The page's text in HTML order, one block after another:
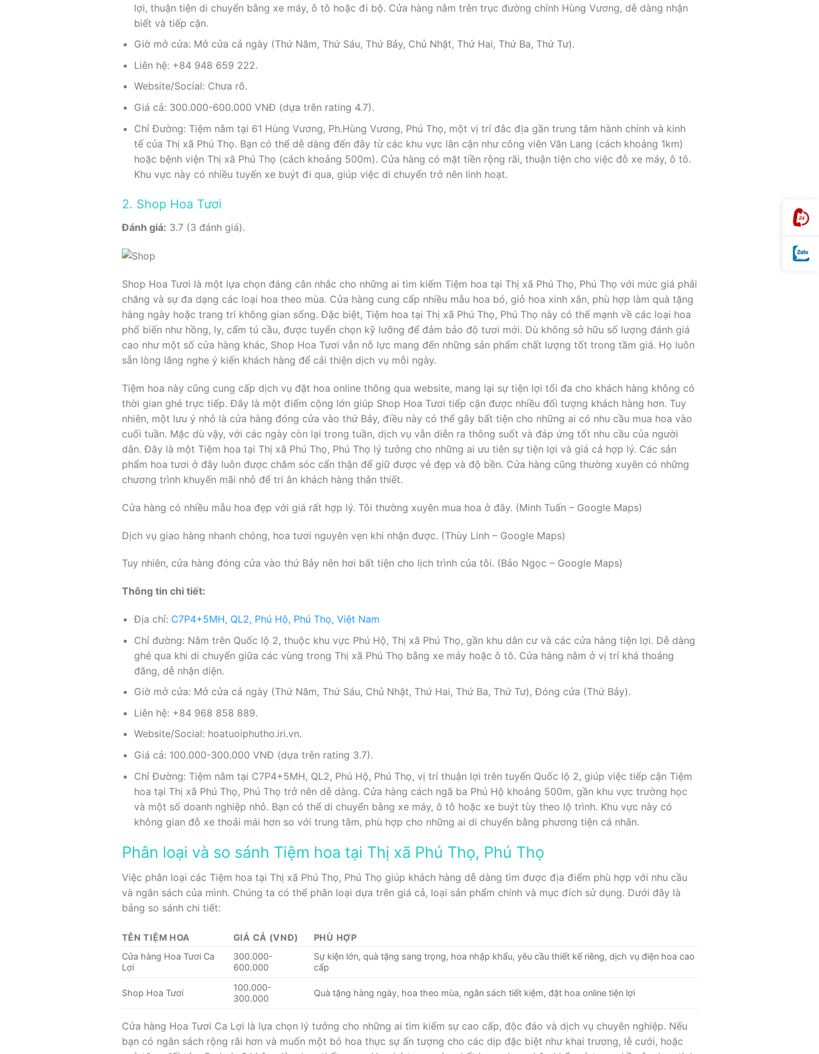
lợi, thuận tiện di chuyển bằng xe máy, ô tô hoặc đi bộ. Cửa hàng nằm trên trục đường chính Hùng Vương, dễ dàng nhận
biết và tiếp cận.
Giờ mở cửa: Mở cửa cả ngày (Thứ Năm, Thứ Sáu, Thứ Bảy, Chủ Nhật, Thứ Hai, Thứ Ba, Thứ Tư).
Liên hệ: +84 948 659 222.
Website/Social: Chưa rõ.
Giá cả: 300.000-600.000 VNĐ (dựa trên rating 4.7).
Chỉ Đường: Tiệm nằm tại 61 Hùng Vương, Ph.Hùng Vương, Phú Thọ, một vị trí đắc địa gần trung tâm hành chính và kinh
tế của Thị xã Phú Thọ. Bạn có thể dễ dàng đến đây từ các khu vực lân cận như công viên Văn Lang (cách khoảng 1km)
hoặc bệnh viện Thị xã Phú Thọ (cách khoảng 500m). Cửa hàng có mặt tiền rộng rãi, thuận tiện cho việc đỗ xe máy, ô tô.
Khu vực này có nhiều tuyến xe buýt đi qua, giúp việc di chuyển trở nên linh hoạt.
2. Shop Hoa Tươi
Đánh giá: 3.7 (3 đánh giá).
Shop Hoa Tươi là một lựa chọn đáng cân nhắc cho những ai tìm kiếm Tiệm hoa tại Thị xã Phú Thọ, Phú Thọ với mức giá phải
chăng và sự đa dạng các loại hoa theo mùa. Cửa hàng cung cấp nhiều mẫu hoa bó, giỏ hoa xinh xắn, phù hợp làm quà tặng
hàng ngày hoặc trang trí không gian sống. Đặc biệt, Tiệm hoa tại Thị xã Phú Thọ, Phú Thọ này có thế mạnh về các loại hoa
phổ biến như hồng, ly, cẩm tú cầu, được tuyển chọn kỹ lưỡng để đảm bảo độ tươi mới. Dù không sở hữu số lượng đánh giá
cao như một số cửa hàng khác, Shop Hoa Tươi vẫn nỗ lực mang đến những sản phẩm chất lượng tốt trong tầm giá. Họ luôn
sẵn lòng lắng nghe ý kiến khách hàng để cải thiện dịch vụ mỗi ngày.
Tiệm hoa này cũng cung cấp dịch vụ đặt hoa online thông qua website, mang lại sự tiện lợi tối đa cho khách hàng không có
thời gian ghé trực tiếp. Đây là một điểm cộng lớn giúp Shop Hoa Tươi tiếp cận được nhiều đối tượng khách hàng hơn. Tuy
nhiên, một lưu ý nhỏ là cửa hàng đóng cửa vào thứ Bảy, điều này có thể gây bất tiện cho những ai có nhu cầu mua hoa vào
cuối tuần. Mặc dù vậy, với các ngày còn lại trong tuần, dịch vụ vẫn diễn ra thông suốt và đáp ứng tốt nhu cầu của người
dân. Đây là một Tiệm hoa tại Thị xã Phú Thọ, Phú Thọ lý tưởng cho những ai ưu tiên sự tiện lợi và giá cả hợp lý. Các sản
phẩm hoa tươi ở đây luôn được chăm sóc cẩn thận để giữ được vẻ đẹp và độ bền. Cửa hàng cũng thường xuyên có những
chương trình khuyến mãi nhỏ để tri ân khách hàng thân thiết.
Cửa hàng có nhiều mẫu hoa đẹp với giá rất hợp lý. Tôi thường xuyên mua hoa ở đây. (Minh Tuấn – Google Maps)
Dịch vụ giao hàng nhanh chóng, hoa tươi nguyên vẹn khi nhận được. (Thùy Linh – Google Maps)
Tuy nhiên, cửa hàng đóng cửa vào thứ Bảy nên hơi bất tiện cho lịch trình của tôi. (Bảo Ngọc – Google Maps)
Thông tin chi tiết:
Địa chỉ: C7P4+5MH, QL2, Phú Hộ, Phú Thọ, Việt Nam
Chỉ đường: Nằm trên Quốc lộ 2, thuộc khu vực Phú Hộ, Thị xã Phú Thọ, gần khu dân cư và các cửa hàng tiện lợi. Dễ dàng
ghé qua khi di chuyển giữa các vùng trong Thị xã Phú Thọ bằng xe máy hoặc ô tô. Cửa hàng nằm ở vị trí khá thoáng
đãng, dễ nhận diện.
Giờ mở cửa: Mở cửa cả ngày (Thứ Năm, Thứ Sáu, Chủ Nhật, Thứ Hai, Thứ Ba, Thứ Tư), Đóng cửa (Thứ Bảy).
Liên hệ: +84 968 858 889.
Website/Social: hoatuoiphutho.iri.vn.
Giá cả: 100.000-300.000 VNĐ (dựa trên rating 3.7).
Chỉ Đường: Tiệm nằm tại C7P4+5MH, QL2, Phú Hộ, Phú Thọ, vị trí thuận lợi trên tuyến Quốc lộ 2, giúp việc tiếp cận Tiệm
hoa tại Thị xã Phú Thọ, Phú Thọ trở nên dễ dàng. Cửa hàng cách ngã ba Phú Hộ khoảng 500m, gần khu vực trường học
và một số doanh nghiệp nhỏ. Bạn có thể di chuyển bằng xe máy, ô tô hoặc xe buýt tùy theo lộ trình. Khu vực này có
không gian đỗ xe thoải mái hơn so với trung tâm, phù hợp cho những ai di chuyển bằng phương tiện cá nhân.
Phân loại và so sánh Tiệm hoa tại Thị xã Phú Thọ, Phú Thọ
Việc phân loại các Tiệm hoa tại Thị xã Phú Thọ, Phú Thọ giúp khách hàng dễ dàng tìm được địa điểm phù hợp với nhu cầu
và ngân sách của mình. Chúng ta có thể phân loại dựa trên giá cả, loại sản phẩm chính và mục đích sử dụng. Dưới đây là
bảng so sánh chi tiết:
TÊN TIỆM HOA GIÁ CẢ (VNĐ)
PHÙ HỢP
Cửa hàng Hoa Tươi Ca
Lợi
300.000-
600.000
Sự kiện lớn, quà tặng sang trọng, hoa nhập khẩu, yêu cầu thiết kế riêng, dịch vụ điện hoa cao
cấp
Shop Hoa Tươi
100.000-
300.000
Quà tặng hàng ngày, hoa theo mùa, ngân sách tiết kiệm, đặt hoa online tiện lợi
Cửa hàng Hoa Tươi Ca Lợi là lựa chọn lý tưởng cho những ai tìm kiếm sự cao cấp, độc đáo và dịch vụ chuyên nghiệp. Nếu
bạn có ngân sách rộng rãi hơn và muốn một bó hoa thực sự ấn tượng cho các dịp đặc biệt như khai trương, lễ cưới, hoặc